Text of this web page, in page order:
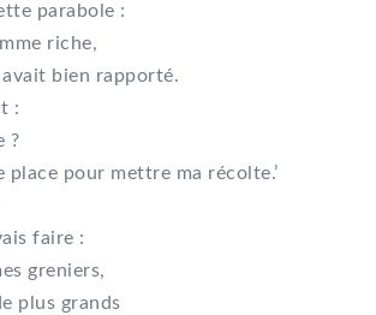
parabole :
riche,
bien rapporté.
:
?
place pour mettre ma récolte.’
faire :
greniers,
plus grands